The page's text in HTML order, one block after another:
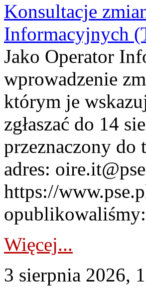
Konsultacje
Informacyjnych
Jako Operator
wprowadzenie
którym je
zgłaszać do 14
przeznaczony do
adres:
https://
Więcej...
3 sierpnia 2026,